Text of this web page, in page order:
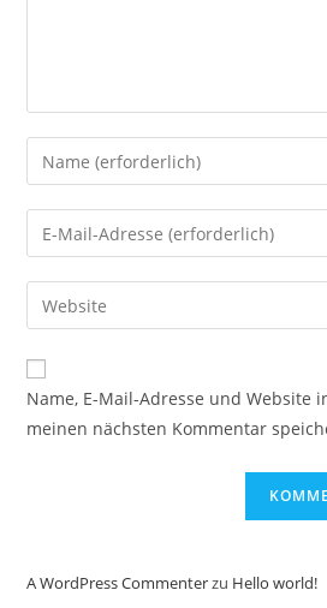
Gib
deinen
Namen
oder
zum
Kommentieren
ein
Gib
deine
E-
Mail-
zum
Kommentieren
ein
Gib
deine
Website-
URL
Name, E-Mail-Adresse und Website
meinen nächsten Kommentar
A WordPress Commenterzu Hello world!